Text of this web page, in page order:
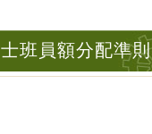
班員額分配準則